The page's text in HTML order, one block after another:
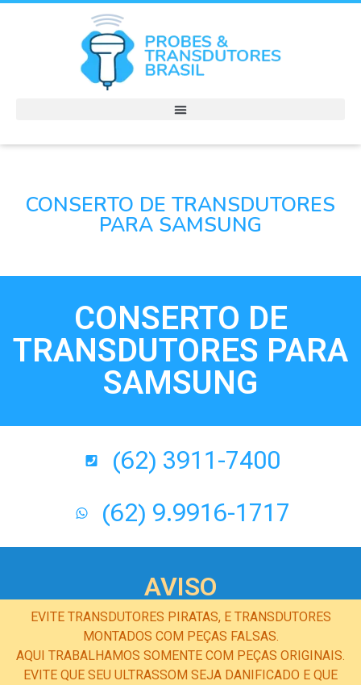
CONSERTO DE TRANSDUTORES
PARA SAMSUNG
CONSERTO DE
TRANSDUTORES PARA
SAMSUNG
(62) 3911-7400
(62) 9.9916-1717
AVISO
EVITE TRANSDUTORES PIRATAS, E TRANSDUTORES
MONTADOS COM PEÇAS FALSAS.
AQUI TRABALHAMOS SOMENTE COM PEÇAS ORIGINAIS.
EVITE QUE SEU ULTRASSOM SEJA DANIFICADO E QUE